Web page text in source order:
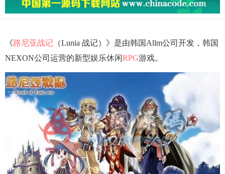
《路尼亚战记 （Lunia 战记）》是由韩国Allm公司开发，韩国
NEXON公司运营的新型娱乐休闲RPG游戏。